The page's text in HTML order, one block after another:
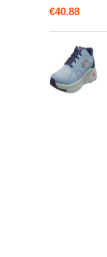
€40.88